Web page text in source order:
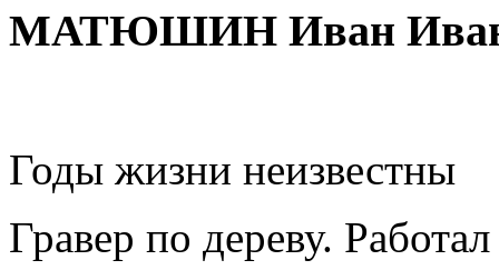
МАТЮШИН Иван
Годы жизни неизвестны
Гравер по дереву.